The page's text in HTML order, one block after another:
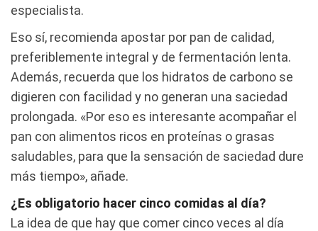
especialista.
Eso sí, recomienda apostar por pan de calidad,
preferiblemente integral y de fermentación lenta.
Además, recuerda que los hidratos de carbono se
digieren con facilidad y no generan una saciedad
prolongada. «Por eso es interesante acompañar el
pan con alimentos ricos en proteínas o grasas
saludables, para que la sensación de saciedad dure
más tiempo», añade.
¿Es obligatorio hacer cinco comidas al día?
La idea de que hay que comer cinco veces al día